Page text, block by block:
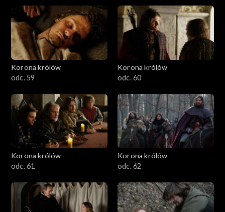
Korona królów
odc. 59
Korona królów
odc. 60
Korona królów
odc. 61
Korona królów
odc. 62